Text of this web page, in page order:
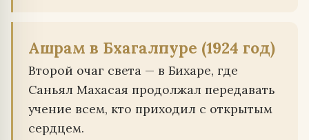
Ашрам в Бхагалпуре (1924 год)
Второй очаг света — в Бихаре, где
Саньял Махасая продолжал передавать
учение всем, кто приходил с открытым
сердцем.